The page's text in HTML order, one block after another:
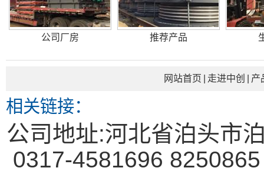
公司厂房 推荐产品
网站首页 走进中创 产
相关链接：
公司地址:河北省泊头市
0317-4581696